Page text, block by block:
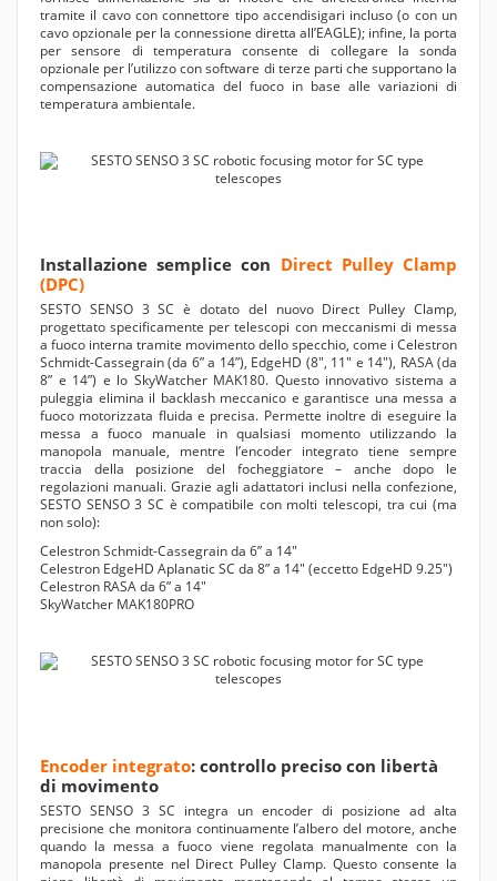
tramite il cavo con connettore tipo accendisigari incluso (o con un
cavo opzionale per la connessione diretta all’EAGLE); infine, la porta
per sensore di temperatura consente di collegare la sonda
opzionale per l’utilizzo con software di terze parti che supportano la
compensazione automatica del fuoco in base alle variazioni di
temperatura ambientale.
Installazione semplice con Direct Pulley Clamp
(DPC)
SESTO SENSO 3 SC è dotato del nuovo Direct Pulley Clamp,
progettato specificamente per telescopi con meccanismi di messa
a fuoco interna tramite movimento dello specchio, come i Celestron
Schmidt-Cassegrain (da 6” a 14”), EdgeHD (8", 11" e 14"), RASA (da
8” e 14”) e lo SkyWatcher MAK180. Questo innovativo sistema a
puleggia elimina il backlash meccanico e garantisce una messa a
fuoco motorizzata fluida e precisa. Permette inoltre di eseguire la
messa a fuoco manuale in qualsiasi momento utilizzando la
manopola manuale, mentre l’encoder integrato tiene sempre
traccia della posizione del focheggiatore – anche dopo le
regolazioni manuali. Grazie agli adattatori inclusi nella confezione,
SESTO SENSO 3 SC è compatibile con molti telescopi, tra cui (ma
non solo):
Celestron Schmidt-Cassegrain da 6” a 14"
Celestron EdgeHD Aplanatic SC da 8” a 14" (eccetto EdgeHD 9.25")
Celestron RASA da 6” a 14"
SkyWatcher MAK180PRO
Encoder integrato: controllo preciso con libertà
di movimento
SESTO SENSO 3 SC integra un encoder di posizione ad alta
precisione che monitora continuamente l’albero del motore, anche
quando la messa a fuoco viene regolata manualmente con la
manopola presente nel Direct Pulley Clamp. Questo consente la